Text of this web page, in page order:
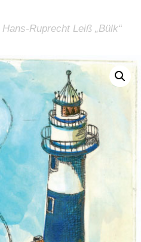
Ruprecht Leiß „Bülk“